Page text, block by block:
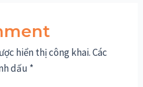
hiển thị công khai.Các
dấu *